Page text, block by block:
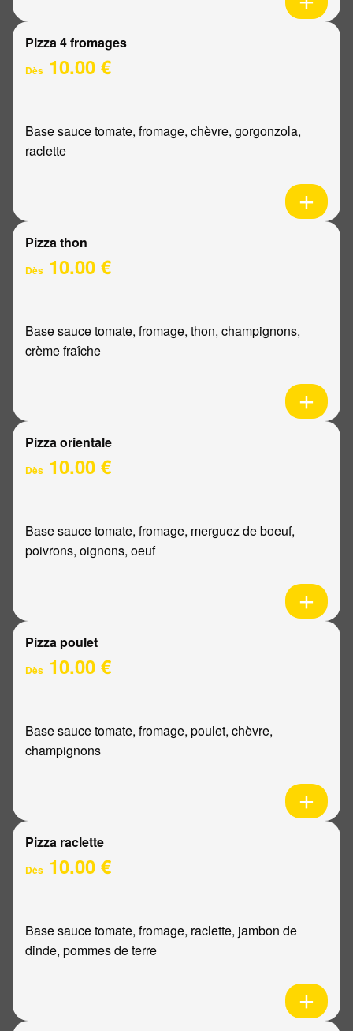
Pizza 4 fromages
Dès 10.00 €
Base sauce tomate, fromage, chèvre, gorgonzola,
raclette
Pizza thon
Dès 10.00 €
Base sauce tomate, fromage, thon, champignons,
crème fraîche
Pizza orientale
Dès 10.00 €
Base sauce tomate, fromage, merguez de boeuf,
poivrons, oignons, oeuf
Pizza poulet
Dès 10.00 €
Base sauce tomate, fromage, poulet, chèvre,
champignons
Pizza raclette
Dès 10.00 €
Base sauce tomate, fromage, raclette, jambon de
dinde, pommes de terre